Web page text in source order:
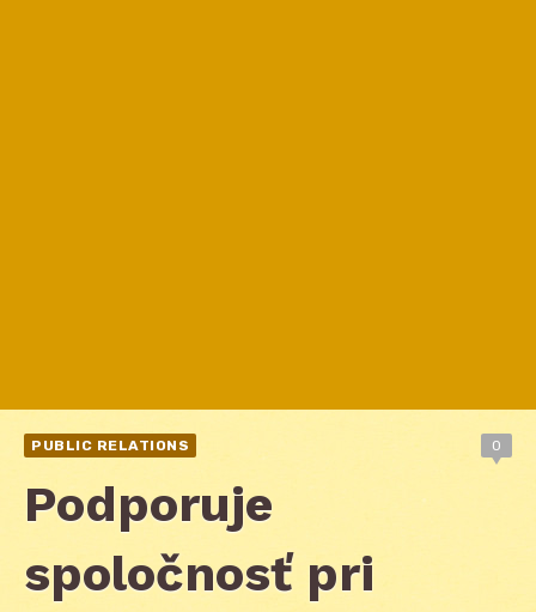
PUBLIC RELATIONS 0
Podporuje
spoločnosť pri